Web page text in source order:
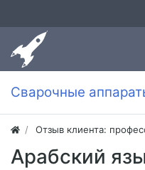
Сварочные
Отзыв клиента:
Арабский